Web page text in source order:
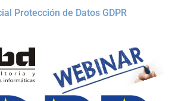
Protección de Datos GDPR